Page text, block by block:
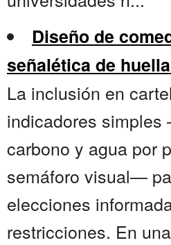
Diseño de
señalética de
La inclusión en
indicadores
carbono y agua por
semáforo visual—
elecciones
restricciones. En